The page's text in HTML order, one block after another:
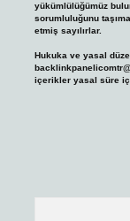
yükümlülüğümüz
sorumluluğunu
etmiş sayılırlar.
Hukuka ve yasal
içerikler yasal süre